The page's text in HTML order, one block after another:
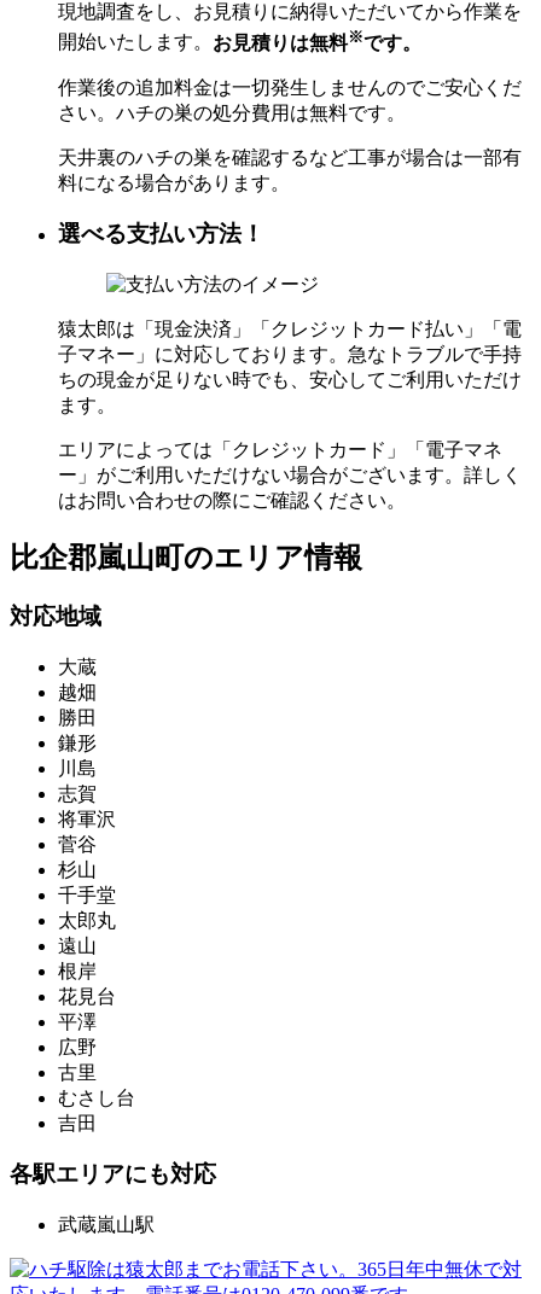
現地調査をし、お見積りに納得いただいてから作業を
開始いたします。 お見積りは無料※です。
作業後の追加料金は一切発生しませんのでご安心くだ
さい。ハチの巣の処分費用は無料です。
天井裏のハチの巣を確認するなど工事が場合は一部有
料になる場合があります。
選べる支払い方法！
猿太郎は「現金決済」「クレジットカード払い」「電
子マネー」に対応しております。急なトラブルで手持
ちの現金が足りない時でも、安心してご利用いただけ
ます。
エリアによっては「クレジットカード」「電子マネ
ー」がご利用いただけない場合がございます。詳しく
はお問い合わせの際にご確認ください。
比企郡嵐山町のエリア情報
対応地域
大蔵
越畑
勝田
鎌形
川島
志賀
将軍沢
菅谷
杉山
千手堂
太郎丸
遠山
根岸
花見台
平澤
広野
古里
むさし台
吉田
各駅エリアにも対応
武蔵嵐山駅